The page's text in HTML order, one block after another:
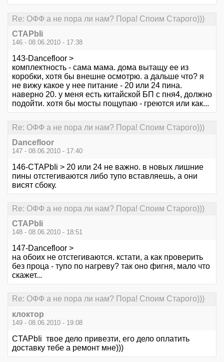
Re: ОФФ а не пора ли нам? Пора! Споим Старого)))
CTAPbIi
146 - 08.06.2010 - 17:38
143-Dancefloor >
комплектность - сама мама. дома вытащу ее из
коробки, хотя бы внешне осмотрю. а дальше что? я
не вижу какое у нее питание - 20 или 24 пина.
наверно 20. у меня есть китайской БП с пня4, должно
подойти. хотя бы мосты пощупаю - греются или как...
Re: ОФФ а не пора ли нам? Пора! Споим Старого)))
Dancefloor
147 - 08.06.2010 - 17:40
146-CTAPbIi > 20 или 24 не важно. в новых лишние
пины отстегиваются либо тупо вставляешь, а они
висят сбоку.
Re: ОФФ а не пора ли нам? Пора! Споим Старого)))
CTAPbIi
148 - 08.06.2010 - 18:51
147-Dancefloor >
на обоих не отстегиваются. кстати, а как проверить
без проца - тупо по нагреву? так оно фигня, мало что
скажет...
Re: ОФФ а не пора ли нам? Пора! Споим Старого)))
клоктор
149 - 08.06.2010 - 19:08
CTAPbIi твое дело привезти, его дело оплатить
доставку тебе а ремонт мне)))